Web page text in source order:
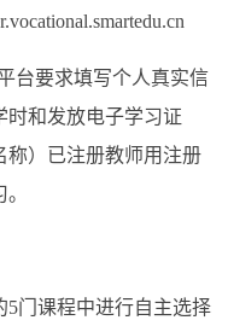
台要求填写个人真实信
时和发放电子学习证
称）已注册教师用注册
门课程中进行自主选择